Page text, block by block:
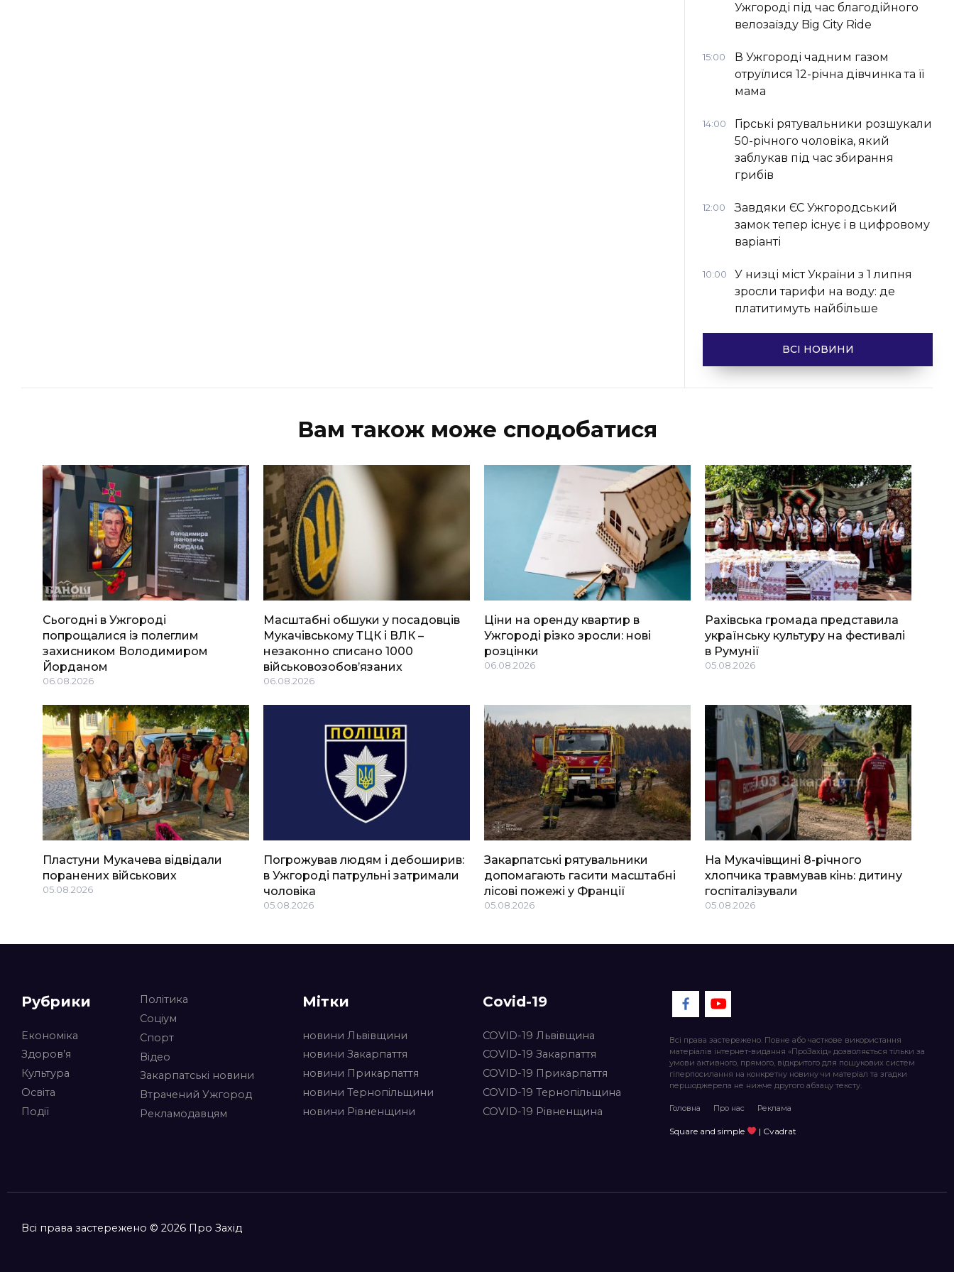
Ужгороді під час благодійного
велозаїзду Big Сity Ride
15:00
В Ужгороді чадним газом
отруїлися 12-річна дівчинка та її
мама
14:00
Гірські рятувальники розшукали
50-річного чоловіка, який
заблукав під час збирання
грибів
12:00
Завдяки ЄС Ужгородський
замок тепер існує і в цифровому
варіанті
10:00
У низці міст України з 1 липня
зросли тарифи на воду: де
платитимуть найбільше
ВСІ НОВИНИ
Вам також може сподобатися
Сьогодні в Ужгороді
попрощалися із полеглим
захисником Володимиром
Йорданом
06.08.2026
Масштабні обшуки у посадовців
Мукачівському ТЦК і ВЛК –
незаконно списано 1000
військовозобов’язаних
06.08.2026
Ціни на оренду квартир в
Ужгороді різко зросли: нові
розцінки
06.08.2026
Рахівська громада представила
українську культуру на фестивалі
в Румунії
05.08.2026
Пластуни Мукачева відвідали
поранених військових
05.08.2026
Погрожував людям і дебоширив:
в Ужгороді патрульні затримали
чоловіка
05.08.2026
Закарпатські рятувальники
допомагають гасити масштабні
лісові пожежі у Франції
05.08.2026
На Мукачівщині 8-річного
хлопчика травмував кінь: дитину
госпіталізували
05.08.2026
Рубрики
Економіка
Здоров’я
Культура
Освіта
Події
Політика
Соціум
Спорт
Відео
Закарпатські новини
Втрачений Ужгород
Рекламодавцям
Мітки
новини Львівщини
новини Закарпаття
новини Прикарпаття
новини Тернопільщини
новини Рівненщини
Covid-19
COVID-19 Львівщина
COVID-19 Закарпаття
COVID-19 Прикарпаття
COVID-19 Тернопільщина
COVID-19 Рівненщина
Всі права застережено. Повне або часткове використання
матеріалів інтернет-видання «ПроЗахід» дозволяється тільки за
умови активного, прямого, відкритого для пошукових систем
гіперпосилання на конкретну новину чи матеріал та згадки
першоджерела не нижче другого абзацу тексту.
Головна Про нас Реклама
Square and simple | Cvadrat
Всі права застережено © 2026 Про Захід